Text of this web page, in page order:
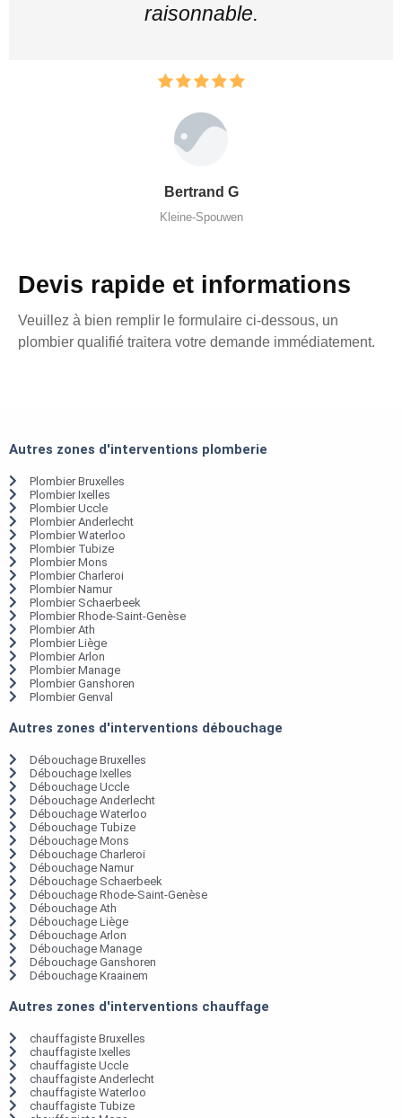
raisonnable.
Bertrand G
Kleine-Spouwen
Devis rapide et informations
Veuillez à bien remplir le formulaire ci-dessous, un
plombier qualifié traitera votre demande immédiatement.
Autres zones d'interventions plomberie
Plombier Bruxelles
Plombier Ixelles
Plombier Uccle
Plombier Anderlecht
Plombier Waterloo
Plombier Tubize
Plombier Mons
Plombier Charleroi
Plombier Namur
Plombier Schaerbeek
Plombier Rhode-Saint-Genèse
Plombier Ath
Plombier Liège
Plombier Arlon
Plombier Manage
Plombier Ganshoren
Plombier Genval
Autres zones d'interventions débouchage
Débouchage Bruxelles
Débouchage Ixelles
Débouchage Uccle
Débouchage Anderlecht
Débouchage Waterloo
Débouchage Tubize
Débouchage Mons
Débouchage Charleroi
Débouchage Namur
Débouchage Schaerbeek
Débouchage Rhode-Saint-Genèse
Débouchage Ath
Débouchage Liège
Débouchage Arlon
Débouchage Manage
Débouchage Ganshoren
Débouchage Kraainem
Autres zones d'interventions chauffage
chauffagiste Bruxelles
chauffagiste Ixelles
chauffagiste Uccle
chauffagiste Anderlecht
chauffagiste Waterloo
chauffagiste Tubize